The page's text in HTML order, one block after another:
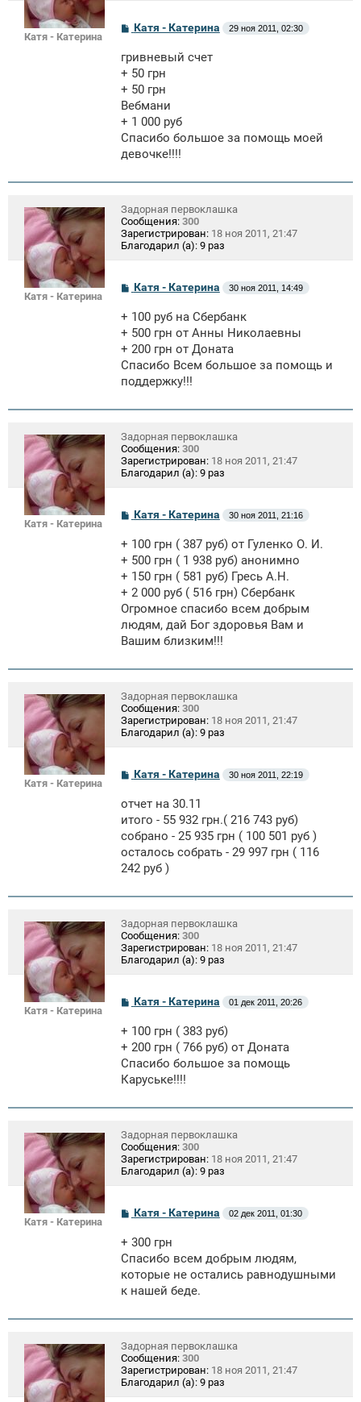
Катя - Катерина
С
б
щ
е
н
и
е
Катя - Катерина 29 ноя 2011, 02:30
гривневый счет
+ 50 грн
+ 50 грн
Вебмани
+ 1 000 руб
Спасибо большое за помощь моей
девочке!!!!
Катя - Катерина
Задорная первоклашка
Сообщения: 300
Зарегистрирован: 18 ноя 2011, 21:47
Благодарил (а): 9 раз
С
б
щ
е
н
и
Катя - Катерина 30 ноя 2011, 14:49
+ 100 руб на Сбербанк
+ 500 грн от Анны Николаевны
+ 200 грн от Доната
Спасибо Всем большое за помощь и
поддержку!!!
Катя - Катерина
Задорная первоклашка
Сообщения: 300
Зарегистрирован: 18 ноя 2011, 21:47
Благодарил (а): 9 раз
С
б
щ
е
н
и
Катя - Катерина 30 ноя 2011, 21:16
+ 100 грн ( 387 руб) от Гуленко О. И.
+ 500 грн ( 1 938 руб) анонимно
+ 150 грн ( 581 руб) Гресь А.Н.
+ 2 000 руб ( 516 грн) Сбербанк
Огромное спасибо всем добрым
людям, дай Бог здоровья Вам и
Вашим близким!!!
Катя - Катерина
Задорная первоклашка
Сообщения: 300
Зарегистрирован: 18 ноя 2011, 21:47
Благодарил (а): 9 раз
С
б
щ
н
и
е
Катя - Катерина 30 ноя 2011, 22:19
отчет на 30.11
итого - 55 932 грн.( 216 743 руб)
собрано - 25 935 грн ( 100 501 руб )
осталось собрать - 29 997 грн ( 116
242 руб )
Катя - Катерина
Задорная первоклашка
Сообщения: 300
Зарегистрирован: 18 ноя 2011, 21:47
Благодарил (а): 9 раз
С
б
щ
н
и
Катя - Катерина 01 дек 2011, 20:26
+ 100 грн ( 383 руб)
+ 200 грн ( 766 руб) от Доната
Спасибо большое за помощь
Каруське!!!!
Катя - Катерина
Задорная первоклашка
Сообщения: 300
Зарегистрирован: 18 ноя 2011, 21:47
Благодарил (а): 9 раз
С
б
щ
н
и
Катя - Катерина 02 дек 2011, 01:30
+ 300 грн
Спасибо всем добрым людям,
которые не остались равнодушными
к нашей беде.
Задорная первоклашка
Сообщения: 300
Зарегистрирован: 18 ноя 2011, 21:47
Благодарил (а): 9 раз